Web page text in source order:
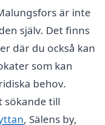
är inte
själv. Det finns
där du också kan
som kan
behov.
sökande till
, Sälens by,